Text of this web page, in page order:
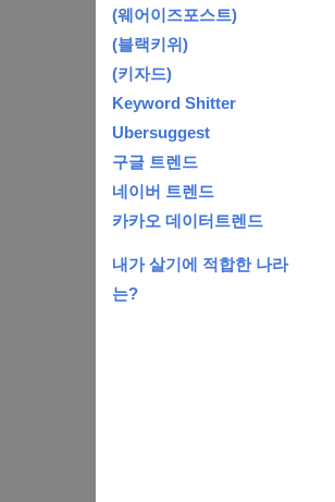
(웨어이즈포스트)
(블랙키위)
(키자드)
Keyword Shitter
Ubersuggest
구글 트렌드
네이버 트렌드
카카오 데이터트렌드
내가 살기에 적합한 나라
는?